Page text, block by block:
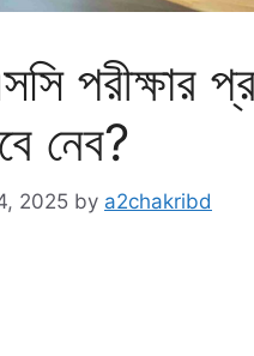
পরীক্ষার
নেব?
2025 by a2chakribd